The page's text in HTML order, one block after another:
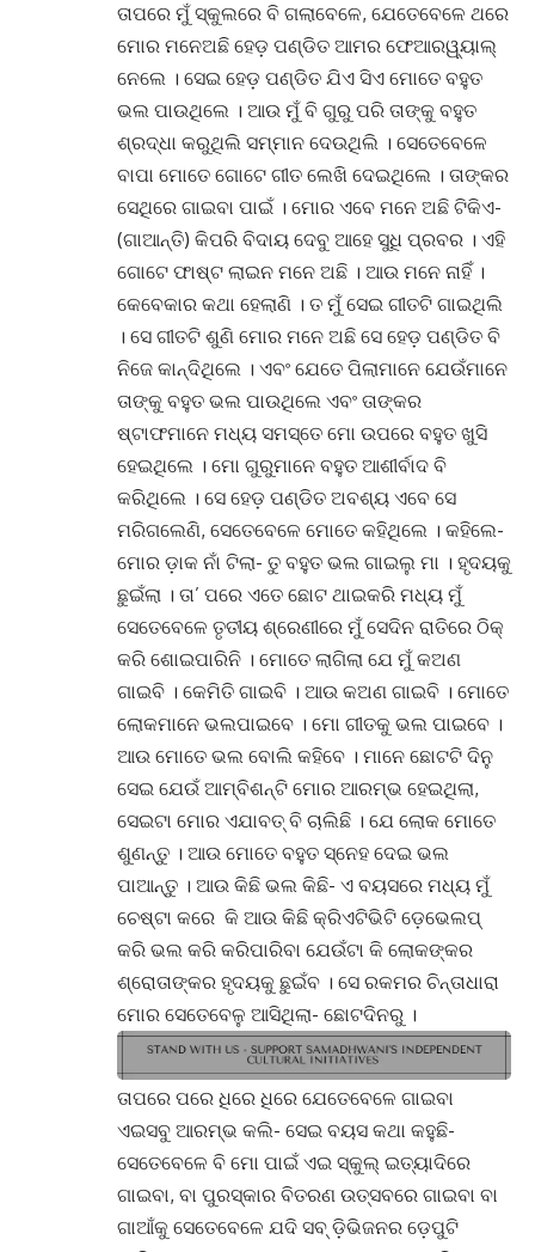
ତାପରେ ମୁଁ ସ୍କୁଲରେ ବି ଗଲାବେଳେ, ଯେତେବେଳେ ଥରେ
ମୋର ମନେଅଛି ହେଡ଼ ପଣ୍ଡିତ ଆମର ଫେଆରୱ୍ୟାଲ୍
ନେଲେ । ସେଇ ହେଡ଼ ପଣ୍ଡିତ ଯିଏ ସିଏ ମୋତେ ବହୁତ
ଭଲ ପାଉଥିଲେ । ଆଉ ମୁଁ ବି ଗୁରୁ ପରି ତାଙ୍କୁ ବହୁତ
ଶ୍ରଦ୍ଧା କରୁଥିଲି ସମ୍ମାନ ଦେଉଥିଲି । ସେତେବେଳେ
ବାପା ମୋତେ ଗୋଟେ ଗୀତ ଲେଖି ଦେଇଥିଲେ । ତାଙ୍କର
ସେଥିରେ ଗାଇବା ପାଇଁ । ମୋର ଏବେ ମନେ ଅଛି ଟିକିଏ-
(ଗାଆନ୍ତି) କିପରି ବିଦାୟ ଦେବୁ ଆହେ ସୁଧି ପ୍ରବର । ଏହି
ଗୋଟେ ଫାଷ୍ଟ ଲାଇନ ମନେ ଅଛି । ଆଉ ମନେ ନାହିଁ ।
କେବେକାର କଥା ହେଲାଣି । ତ ମୁଁ ସେଇ ଗୀତଟି ଗାଇଥିଲି
। ସେ ଗୀତଟି ଶୁଣି ମୋର ମନେ ଅଛି ସେ ହେଡ଼ ପଣ୍ଡିତ ବି
ନିଜେ କାନ୍ଦିଥିଲେ । ଏବଂ ଯେତେ ପିଲାମାନେ ଯେଉଁମାନେ
ତାଙ୍କୁ ବହୁତ ଭଲ ପାଉଥିଲେ ଏବଂ ତାଙ୍କର
ଷ୍ଟାଫମାନେ ମଧ୍ୟ ସମସ୍ତେ ମୋ ଉପରେ ବହୁତ ଖୁସି
ହେଇଥିଲେ । ମୋ ଗୁରୁମାନେ ବହୁତ ଆଶୀର୍ବାଦ ବି
କରିଥିଲେ । ସେ ହେଡ଼ ପଣ୍ଡିତ ଅବଶ୍ୟ ଏବେ ସେ
ମରିଗଲେଣି, ସେତେବେଳେ ମୋତେ କହିଥିଲେ । କହିଲେ-
ମୋର ଡ଼ାକ ନାଁ ଟିଲା- ତୁ ବହୁତ ଭଲ ଗାଇଲୁ ମା । ହୃଦୟକୁ
ଛୁଇଁଲା । ତା’ ପରେ ଏତେ ଛୋଟ ଥାଇକରି ମଧ୍ୟ ମୁଁ
ସେତେବେଳେ ତୃତୀୟ ଶ୍ରେଣୀରେ ମୁଁ ସେଦିନ ରାତିରେ ଠିକ୍
କରି ଶୋଇପାରିନି । ମୋତେ ଲାଗିଲା ଯେ ମୁଁ କଅଣ
ଗାଇବି । କେମିତି ଗାଇବି । ଆଉ କଅଣ ଗାଇବି । ମୋତେ
ଲୋକମାନେ ଭଲପାଇବେ । ମୋ ଗୀତକୁ ଭଲ ପାଇବେ ।
ଆଉ ମୋତେ ଭଲ ବୋଲି କହିବେ । ମାନେ ଛୋଟଟି ଦିନୁ
ସେଇ ଯେଉଁ ଆମ୍ବିଶନ୍ଟି ମୋର ଆରମ୍ଭ ହେଇଥିଲା,
ସେଇଟା ମୋର ଏଯାବତ୍ ବି ଚାଲିଛି । ଯେ ଲୋକ ମୋତେ
ଶୁଣନ୍ତୁ । ଆଉ ମୋତେ ବହୁତ ସ୍ନେହ ଦେଇ ଭଲ
ପାଆନ୍ତୁ । ଆଉ କିଛି ଭଲ କିଛି- ଏ ବୟସରେ ମଧ୍ୟ ମୁଁ
ଚେଷ୍ଟା କରେ କି ଆଉ କିଛି କ୍ରିଏଟିଭିଟି ଡ଼େଭେଲପ୍
କରି ଭଲ କରି କରିପାରିବା ଯେଉଁଟା କି ଲୋକଙ୍କର
ଶ୍ରୋତାଙ୍କର ହୃଦୟକୁ ଛୁଇଁବ । ସେ ରକମର ଚିନ୍ତାଧାରା
ମୋର ସେତେବେଳୁ ଆସିଥିଲା- ଛୋଟଦିନରୁ ।
ତାପରେ ପରେ ଧିରେ ଧିରେ ଯେତେବେଳେ ଗାଇବା
ଏଇସବୁ ଆରମ୍ଭ କଲି- ସେଇ ବୟସ କଥା କହୁଛି-
ସେତେବେଳେ ବି ମୋ ପାଇଁ ଏଇ ସ୍କୁଲ୍ ଇତ୍ୟାଦିରେ
ଗାଇବା, ବା ପୁରସ୍କାର ବିତରଣ ଉତ୍ସବରେ ଗାଇବା ବା
ଗାଆଁକୁ ସେତେବେଳେ ଯଦି ସବ୍ ଡ଼ିଭିଜନର ଡ଼େପୁଟି